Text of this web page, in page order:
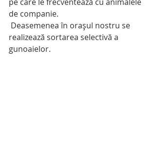
pe care le frecventează cu animalele
de companie.
realizează sortarea selectivă a
gunoaielor.